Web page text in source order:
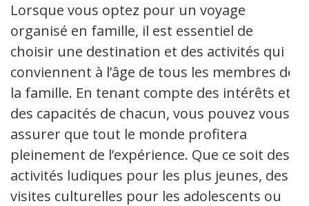
Lorsque vous optez pour un voyage
organisé en famille, il est essentiel de
choisir une destination et des activités qui
conviennent à l’âge de tous les membres de
la famille. En tenant compte des intérêts et
des capacités de chacun, vous pouvez vous
assurer que tout le monde profitera
pleinement de l’expérience. Que ce soit des
activités ludiques pour les plus jeunes, des
visites culturelles pour les adolescents ou